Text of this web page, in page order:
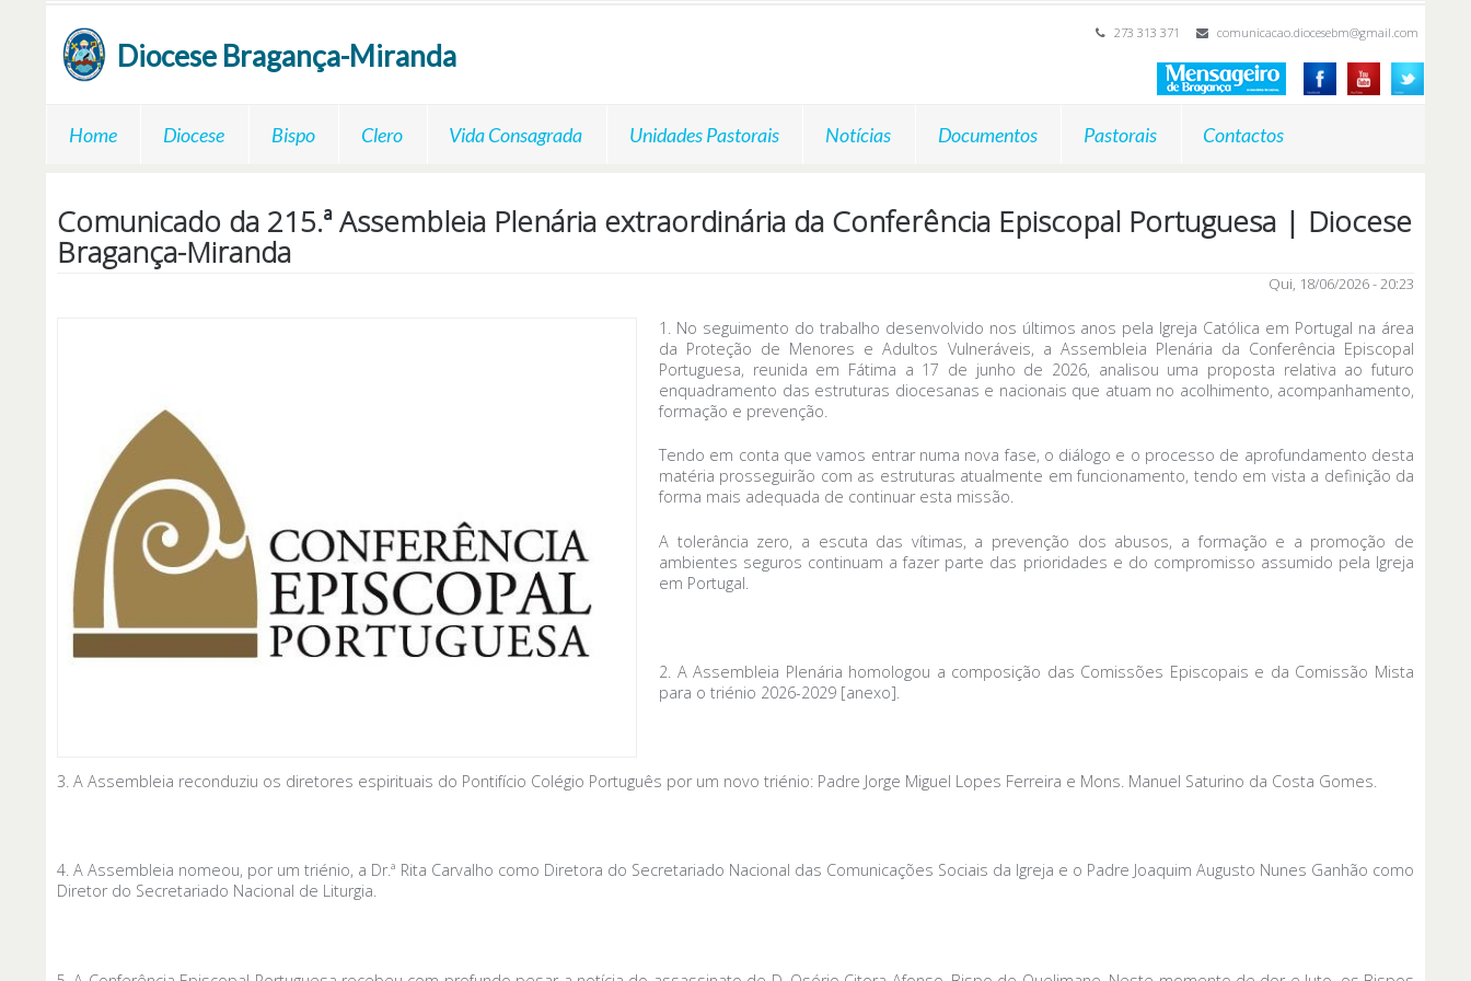
Diocese Bragança-Miranda
273 313 371 comunicacao.diocesebm@gmail.com
Home Diocese Bispo Clero Vida Consagrada Unidades Pastorais Notícias Documentos Pastorais Contactos
Comunicado da 215.ª Assembleia Plenária extraordinária da Conferência Episcopal Portuguesa | Diocese
Bragança-Miranda
Qui, 18/06/2026 - 20:23
1. No seguimento do trabalho desenvolvido nos últimos anos pela Igreja Católica em Portugal na área
da Proteção de Menores e Adultos Vulneráveis, a Assembleia Plenária da Conferência Episcopal
Portuguesa, reunida em Fátima a 17 de junho de 2026, analisou uma proposta relativa ao futuro
enquadramento das estruturas diocesanas e nacionais que atuam no acolhimento, acompanhamento,
formação e prevenção.
Tendo em conta que vamos entrar numa nova fase, o diálogo e o processo de aprofundamento desta
matéria prosseguirão com as estruturas atualmente em funcionamento, tendo em vista a definição da
forma mais adequada de continuar esta missão.
A tolerância zero, a escuta das vítimas, a prevenção dos abusos, a formação e a promoção de
ambientes seguros continuam a fazer parte das prioridades e do compromisso assumido pela Igreja
em Portugal.
2. A Assembleia Plenária homologou a composição das Comissões Episcopais e da Comissão Mista
para o triénio 2026-2029 [anexo].
3. A Assembleia reconduziu os diretores espirituais do Pontifício Colégio Português por um novo triénio: Padre Jorge Miguel Lopes Ferreira e Mons. Manuel Saturino da Costa Gomes.
4. A Assembleia nomeou, por um triénio, a Dr.ª Rita Carvalho como Diretora do Secretariado Nacional das Comunicações Sociais da Igreja e o Padre Joaquim Augusto Nunes Ganhão como
Diretor do Secretariado Nacional de Liturgia.